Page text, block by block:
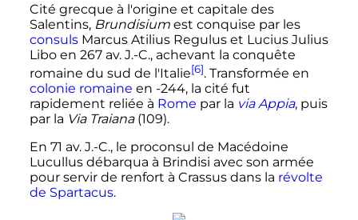
Cité grecque à l'origine et capitale des
Salentins, Brundisiumest conquise par les
consulsMarcus Atilius Regulus et Lucius Julius
Libo en 267 av. J.-C., achevant la conquête
romaine du sud de l'Italie[6]. Transformée en
colonie romaine en -244, la cité fut
rapidement reliée à Rome par la via Appia, puis
par la Via Traiana(109).
En 71 av. J.-C., le proconsul de Macédoine
Lucullus débarqua à Brindisi avec son armée
pour servir de renfort à Crassus dans la révolte
de Spartacus.